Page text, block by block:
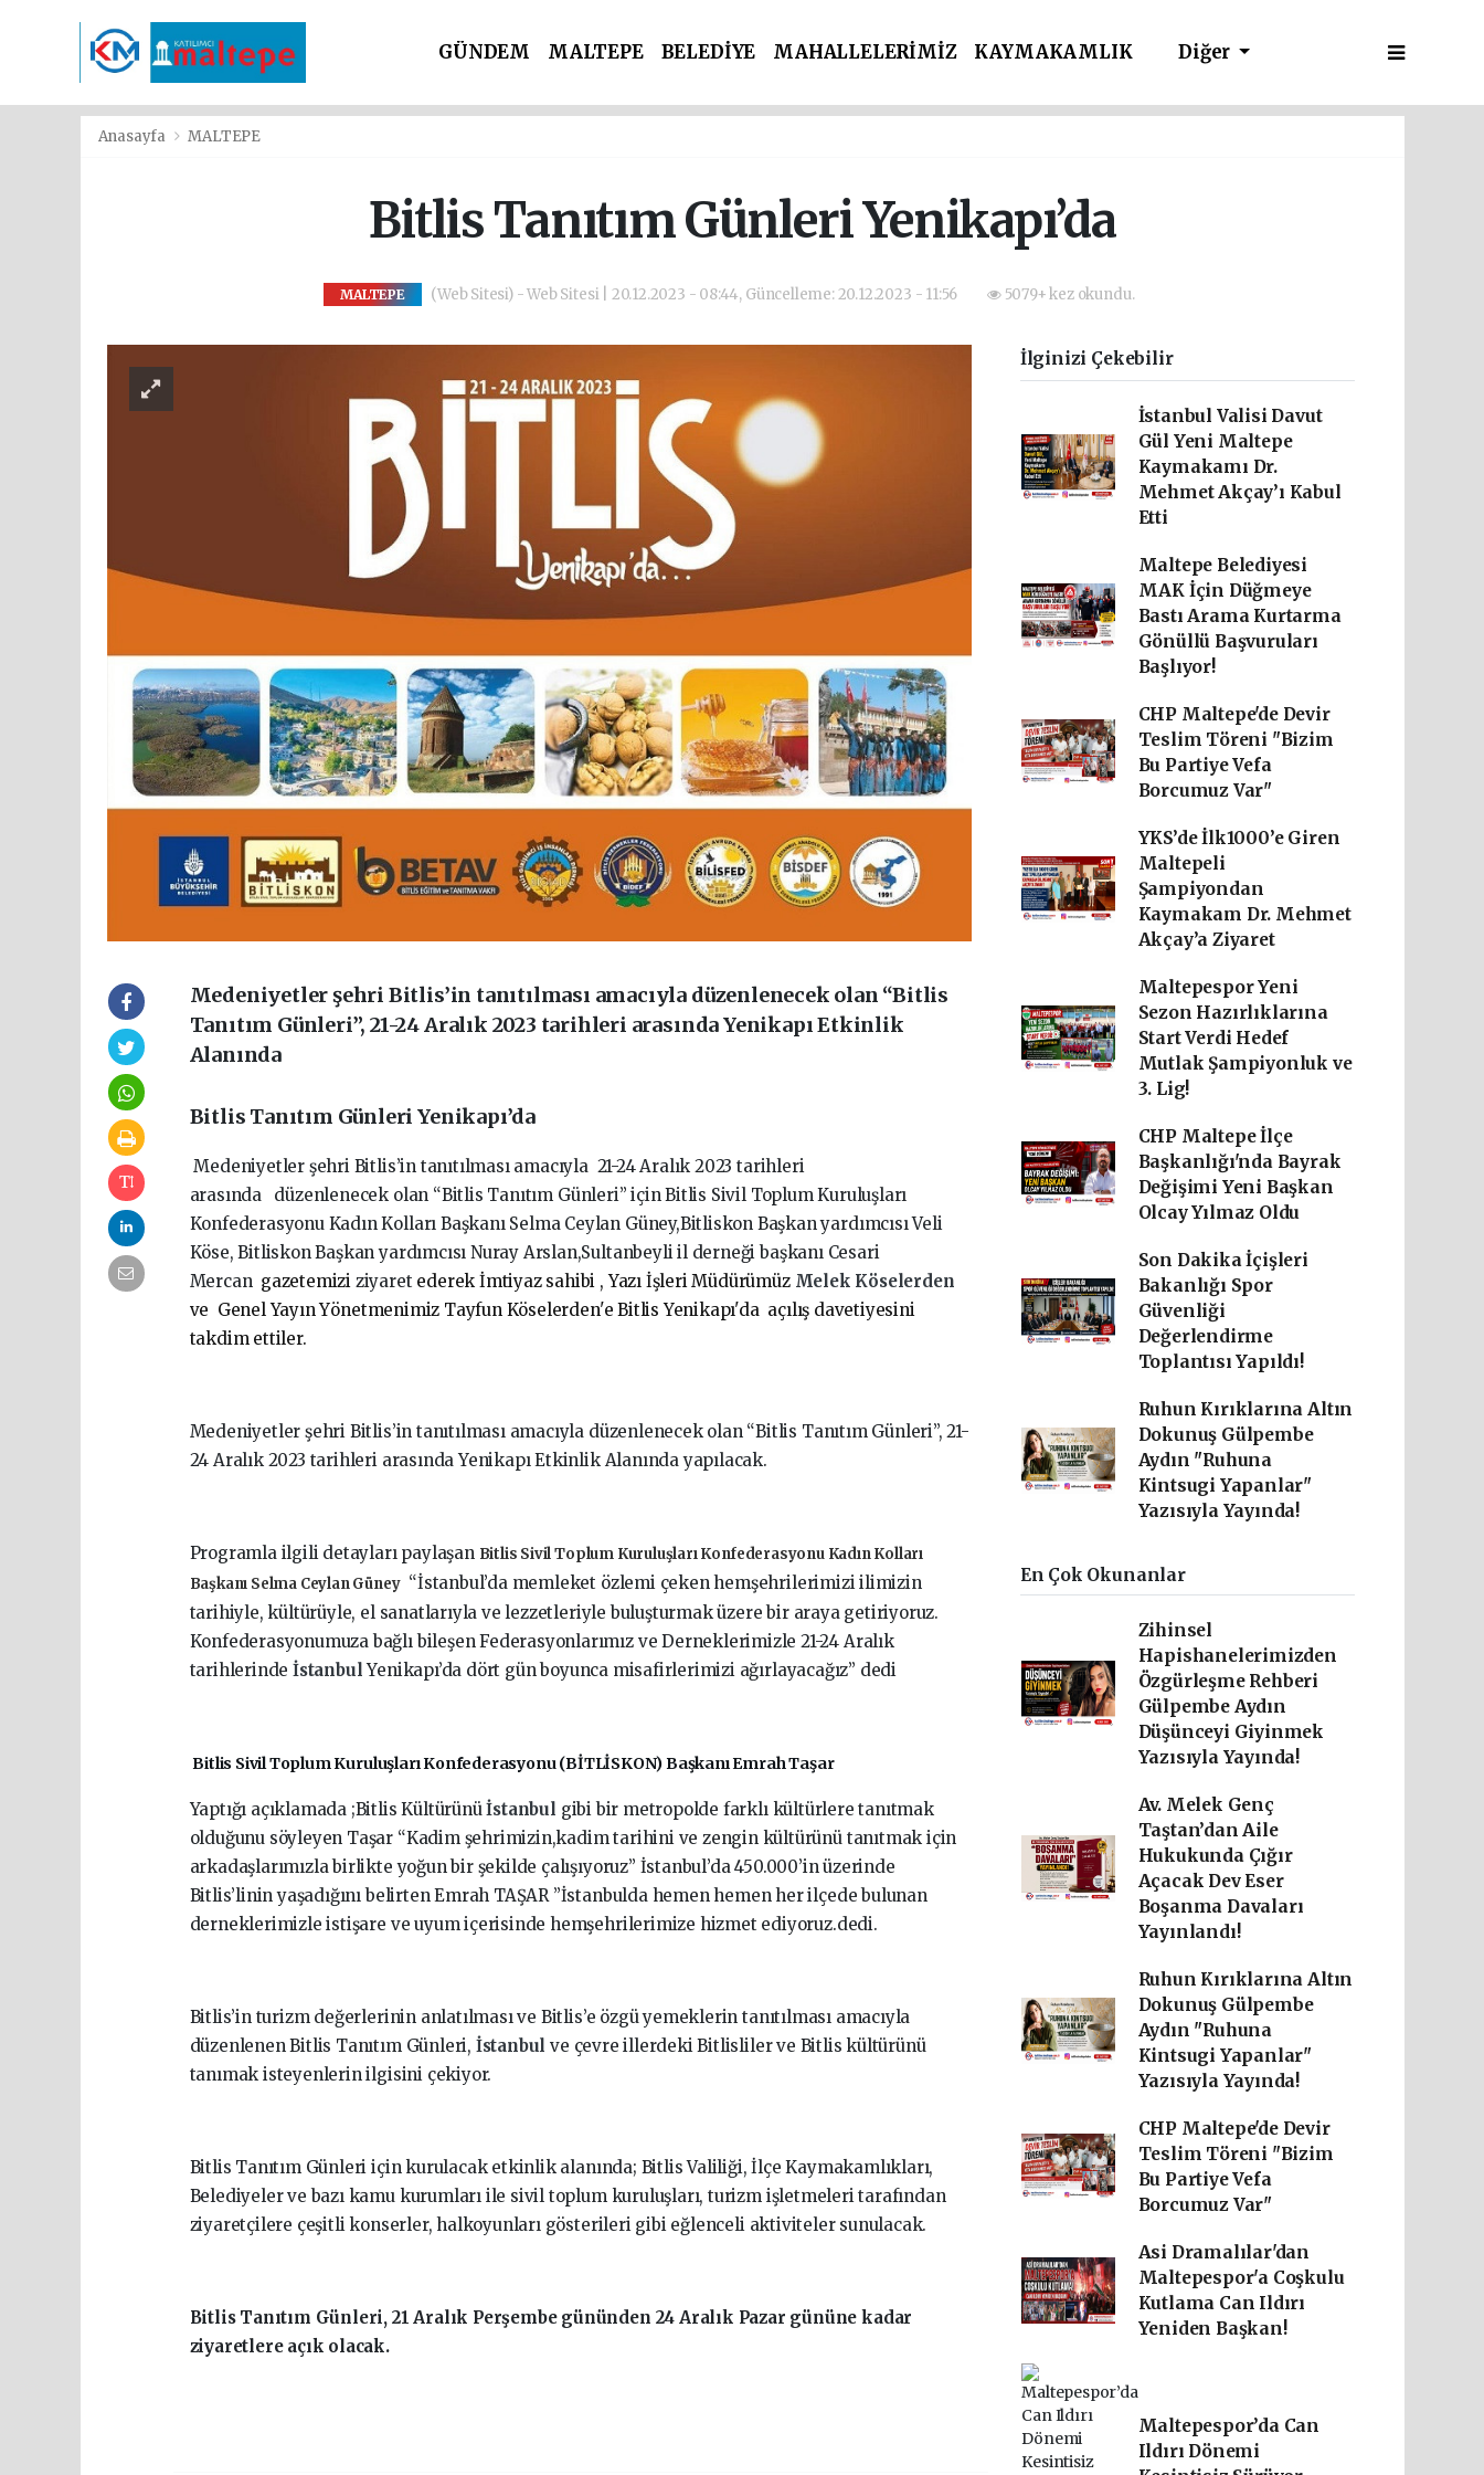
GÜNDEM MALTEPE BELEDİYE MAHALLELERİMİZ
KAYMAKAMLIK
Diğer
Anasayfa MALTEPE
Bitlis Tanıtım Günleri Yenikapı’da
MALTEPE (Web Sitesi) - Web Sitesi | 20.12.2023 - 08:44, Güncelleme: 20.12.2023 - 11:56 5079+ kez okundu.
Medeniyetler şehri Bitlis’in tanıtılması amacıyla düzenlenecek olan “Bitlis
Tanıtım Günleri”, 21-24 Aralık 2023 tarihleri arasında Yenikapı Etkinlik
Alanında
Bitlis Tanıtım Günleri Yenikapı’da
Medeniyetler şehri Bitlis’in tanıtılması amacıyla 21-24 Aralık 2023 tarihleri
arasında
düzenlenecek olan “Bitlis Tanıtım Günleri” içinBitlis Sivil Toplum Kuruluşları
Konfederasyonu Kadın Kolları Başkanı Selma Ceylan Güney,Bitliskon Başkan yardımcısı Veli
Köse, Bitliskon Başkan yardımcısı Nuray Arslan,Sultanbeyli il derneği başkanı Cesari
Mercan gazetemizi ziyaret ederek İmtiyaz sahibi , Yazı İşleri Müdürümüz Melek Köselerden
ve Genel Yayın Yönetmenimiz Tayfun Köselerden'e Bitlis Yenikapı'da açılış davetiyesini
takdim ettiler.
Medeniyetler şehri Bitlis’in tanıtılması amacıyla düzenlenecek olan “Bitlis Tanıtım Günleri”, 21-
24 Aralık 2023 tarihleri arasında Yenikapı Etkinlik Alanında yapılacak.
Programla ilgili detayları paylaşan Bitlis Sivil Toplum Kuruluşları Konfederasyonu Kadın Kolları
Başkanı Selma Ceylan Güney“İstanbul’da memleket özlemi çeken hemşehrilerimizi ilimizin
tarihiyle, kültürüyle, el sanatlarıyla ve lezzetleriyle buluşturmak üzere bir araya getiriyoruz.
Konfederasyonumuza bağlı bileşen Federasyonlarımız ve Derneklerimizle 21-24 Aralık
tarihlerindeİstanbulYenikapı’da dört gün boyunca misafirlerimizi ağırlayacağız” dedi
Bitlis Sivil Toplum Kuruluşları Konfederasyonu (BİTLİSKON) Başkanı Emrah Taşar
Yaptığı açıklamada ;Bitlis Kültürünüİstanbul gibi bir metropolde farklı kültürlere tanıtmak
olduğunu söyleyen Taşar “Kadim şehrimizin,kadim tarihini ve zengin kültürünü tanıtmak için
arkadaşlarımızla birlikte yoğun bir şekilde çalışıyoruz” İstanbul’da 450.000’in üzerinde
Bitlis’linin yaşadığını belirten Emrah TAŞAR ”İstanbulda hemen hemen her ilçede bulunan
derneklerimizle istişare ve uyum içerisinde hemşehrilerimize hizmet ediyoruz.dedi.
Bitlis’in turizm değerlerinin anlatılması ve Bitlis’e özgü yemeklerin tanıtılması amacıyla
düzenlenen Bitlis Tanıtım Günleri, İstanbulve çevre illerdeki Bitlisliler ve Bitlis kültürünü
tanımak isteyenlerin ilgisini çekiyor.
Bitlis Tanıtım Günleri için kurulacak etkinlik alanında; Bitlis Valiliği, İlçe Kaymakamlıkları,
Belediyeler ve bazı kamu kurumları ile sivil toplum kuruluşları, turizm işletmeleri tarafından
ziyaretçilere çeşitli konserler, halkoyunları gösterileri gibi eğlenceli aktiviteler sunulacak.
Bitlis Tanıtım Günleri, 21 Aralık Perşembe gününden 24 Aralık Pazar gününe kadar
ziyaretlere açık olacak.
İlginizi Çekebilir
İstanbul Valisi Davut
Gül Yeni Maltepe
Kaymakamı Dr.
Mehmet Akçay’ı Kabul
Etti
Maltepe Belediyesi
MAK İçin Düğmeye
Bastı Arama Kurtarma
Gönüllü Başvuruları
Başlıyor!
CHP Maltepe'de Devir
Teslim Töreni "Bizim
Bu Partiye Vefa
Borcumuz Var"
YKS’de İlk1000’e Giren
Maltepeli
Şampiyondan
Kaymakam Dr. Mehmet
Akçay’a Ziyaret
Maltepespor Yeni
Sezon Hazırlıklarına
Start Verdi Hedef
Mutlak Şampiyonluk ve
3. Lig!
CHP Maltepe İlçe
Başkanlığı'nda Bayrak
Değişimi Yeni Başkan
Olcay Yılmaz Oldu
Son Dakika İçişleri
Bakanlığı Spor
Güvenliği
Değerlendirme
Toplantısı Yapıldı!
Ruhun Kırıklarına Altın
Dokunuş Gülpembe
Aydın "Ruhuna
Kintsugi Yapanlar"
Yazısıyla Yayında!
En Çok Okunanlar
Zihinsel
Hapishanelerimizden
Özgürleşme Rehberi
Gülpembe Aydın
Düşünceyi Giyinmek
Yazısıyla Yayında!
Av. Melek Genç
Taştan’dan Aile
Hukukunda Çığır
Açacak Dev Eser
Boşanma Davaları
Yayınlandı!
Ruhun Kırıklarına Altın
Dokunuş Gülpembe
Aydın "Ruhuna
Kintsugi Yapanlar"
Yazısıyla Yayında!
CHP Maltepe'de Devir
Teslim Töreni "Bizim
Bu Partiye Vefa
Borcumuz Var"
Asi Dramalılar'dan
Maltepespor'a Coşkulu
Kutlama Can Ildırı
Yeniden Başkan!
Maltepespor’da Can
Ildırı Dönemi